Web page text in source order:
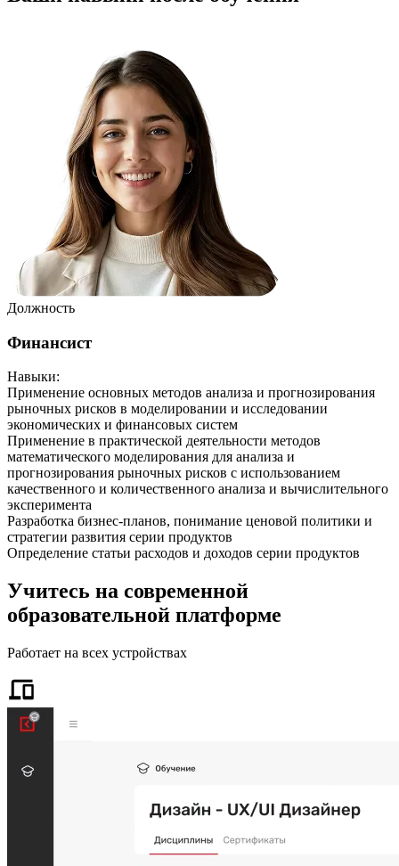
Должность
Финансист
Навыки:
Применение основных методов анализа и прогнозирования
рыночных рисков в моделировании и исследовании
экономических и финансовых систем
Применение в практической деятельности методов
математического моделирования для анализа и
прогнозирования рыночных рисков с использованием
качественного и количественного анализа и вычислительного
эксперимента
Разработка бизнес-планов, понимание ценовой политики и
стратегии развития серии продуктов
Определение статьи расходов и доходов серии продуктов
Учитесь на современной
образовательной платформе
Работает на всех устройствах